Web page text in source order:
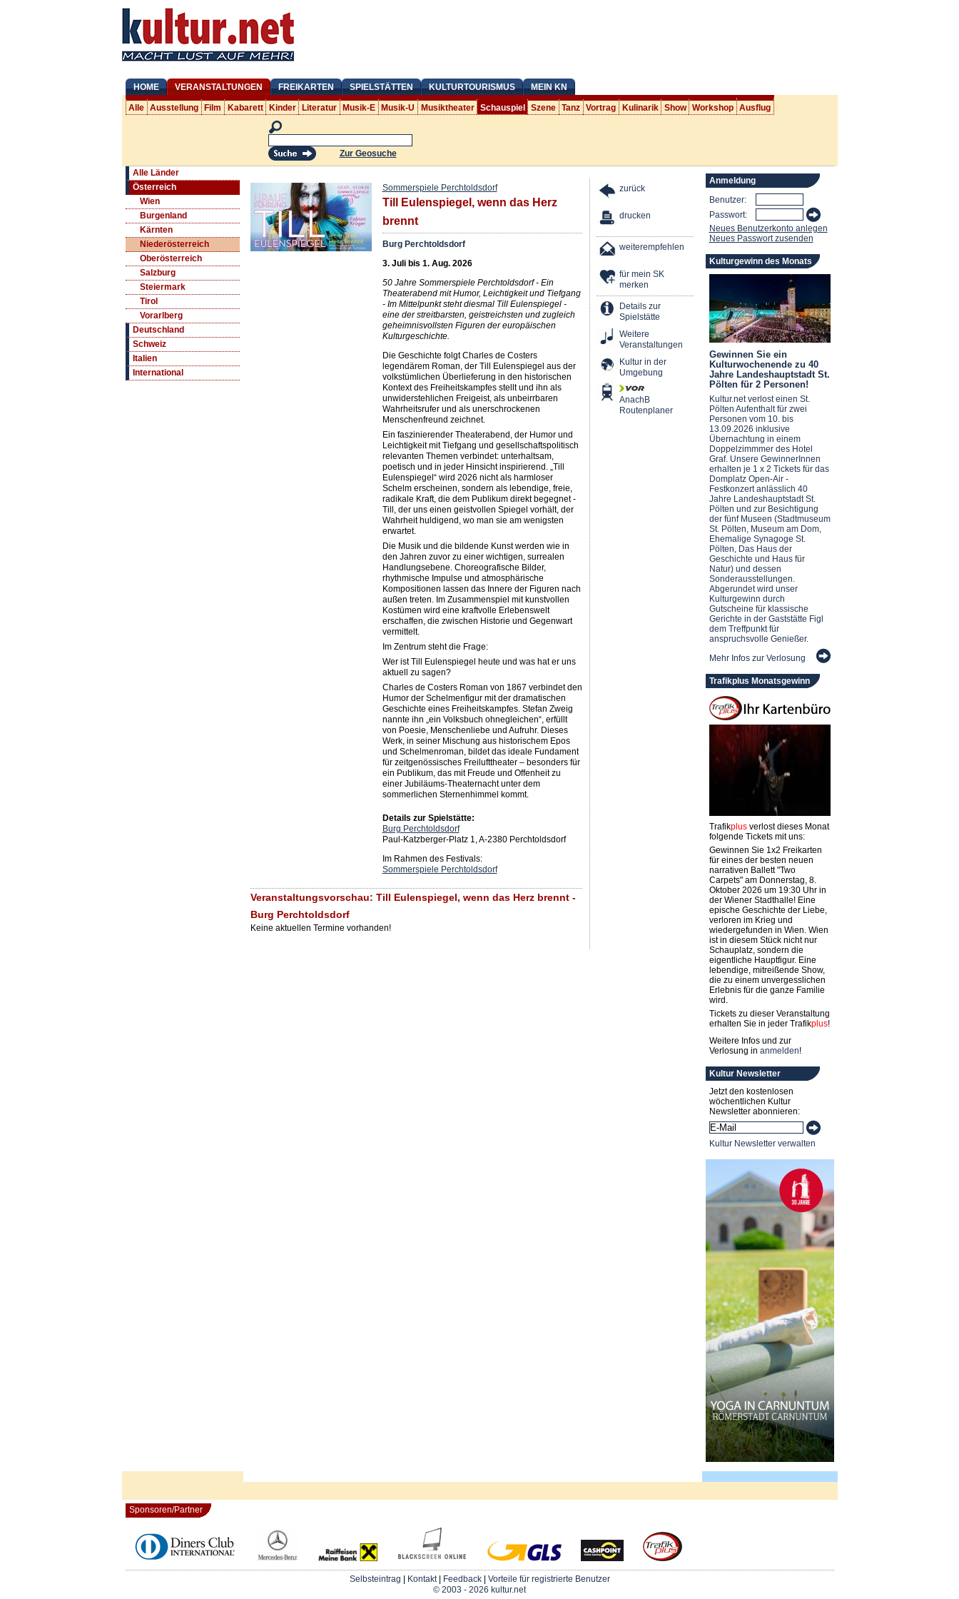
HOME VERANSTALTUNGEN FREIKARTEN SPIELSTÄTTEN KULTURTOURISMUS MEIN KN
Alle Ausstellung Film Kabarett Kinder Literatur Musik-E Musik-U Musiktheater Schauspiel Szene Tanz Vortrag Kulinarik Show Workshop Ausflug
Zur Geosuche
Alle Länder
Österreich
Wien
Burgenland
Kärnten
Niederösterreich
Oberösterreich
Salzburg
Steiermark
Tirol
Vorarlberg
Deutschland
Schweiz
Italien
International
Sommerspiele Perchtoldsdorf
Till Eulenspiegel, wenn das Herz
brennt
Burg Perchtoldsdorf
3. Juli bis 1. Aug. 2026
50 Jahre Sommerspiele Perchtoldsdorf - Ein
Theaterabend mit Humor, Leichtigkeit und Tiefgang
- Im Mittelpunkt steht diesmal Till Eulenspiegel -
eine der streitbarsten, geistreichsten und zugleich
geheimnisvollsten Figuren der europäischen
Kulturgeschichte.
Die Geschichte folgt Charles de Costers
legendärem Roman, der Till Eulenspiegel aus der
volkstümlichen Überlieferung in den historischen
Kontext des Freiheitskampfes stellt und ihn als
unwiderstehlichen Freigeist, als unbeirrbaren
Wahrheitsrufer und als unerschrockenen
Menschenfreund zeichnet.
Ein faszinierender Theaterabend, der Humor und
Leichtigkeit mit Tiefgang und gesellschaftspolitisch
relevanten Themen verbindet: unterhaltsam,
poetisch und in jeder Hinsicht inspirierend. „Till
Eulenspiegel“ wird 2026 nicht als harmloser
Schelm erscheinen, sondern als lebendige, freie,
radikale Kraft, die dem Publikum direkt begegnet -
Till, der uns einen geistvollen Spiegel vorhält, der
Wahrheit huldigend, wo man sie am wenigsten
erwartet.
Die Musik und die bildende Kunst werden wie in
den Jahren zuvor zu einer wichtigen, surrealen
Handlungsebene. Choreografische Bilder,
rhythmische Impulse und atmosphärische
Kompositionen lassen das Innere der Figuren nach
außen treten. Im Zusammenspiel mit kunstvollen
Kostümen wird eine kraftvolle Erlebenswelt
erschaffen, die zwischen Historie und Gegenwart
vermittelt.
Im Zentrum steht die Frage:
Wer ist Till Eulenspiegel heute und was hat er uns
aktuell zu sagen?
Charles de Costers Roman von 1867 verbindet den
Humor der Schelmenfigur mit der dramatischen
Geschichte eines Freiheitskampfes. Stefan Zweig
nannte ihn „ein Volksbuch ohnegleichen“, erfüllt
von Poesie, Menschenliebe und Aufruhr. Dieses
Werk, in seiner Mischung aus historischem Epos
und Schelmenroman, bildet das ideale Fundament
für zeitgenössisches Freilufttheater – besonders für
ein Publikum, das mit Freude und Offenheit zu
einer Jubiläums-Theaternacht unter dem
sommerlichen Sternenhimmel kommt.
Details zur Spielstätte:
Burg Perchtoldsdorf
Paul-Katzberger-Platz 1, A-2380 Perchtoldsdorf
Im Rahmen des Festivals:
Sommerspiele Perchtoldsdorf
Veranstaltungsvorschau: Till Eulenspiegel, wenn das Herz brennt -
Burg Perchtoldsdorf
Keine aktuellen Termine vorhanden!
zurück
drucken
weiterempfehlen
für mein SK
merken
Details zur
Spielstätte
Weitere
Veranstaltungen
Kultur in der
Umgebung
AnachB
Routenplaner
Anmeldung
Benutzer:
Passwort:
Neues Benutzerkonto anlegen
Neues Passwort zusenden
Kulturgewinn des Monats
Gewinnen Sie ein
Kulturwochenende zu 40
Jahre Landeshauptstadt St.
Pölten für 2 Personen!
Kultur.net verlost einen St.
Pölten Aufenthalt für zwei
Personen vom 10. bis
13.09.2026 inklusive
Übernachtung in einem
Doppelzimmmer des Hotel
Graf. Unsere GewinnerInnen
erhalten je 1 x 2 Tickets für das
Domplatz Open-Air -
Festkonzert anlässlich 40
Jahre Landeshauptstadt St.
Pölten und zur Besichtigung
der fünf Museen (Stadtmuseum
St. Pölten, Museum am Dom,
Ehemalige Synagoge St.
Pölten, Das Haus der
Geschichte und Haus für
Natur) und dessen
Sonderausstellungen.
Abgerundet wird unser
Kulturgewinn durch
Gutscheine für klassische
Gerichte in der Gaststätte Figl
dem Treffpunkt für
anspruchsvolle Genießer.
Mehr Infos zur Verlosung
Trafikplus Monatsgewinn
Trafikplusverlost dieses Monat
folgende Tickets mit uns:
Gewinnen Sie 1x2 Freikarten
für eines der besten neuen
narrativen Ballett "Two
Carpets" am Donnerstag, 8.
Oktober 2026 um 19:30 Uhr in
der Wiener Stadthalle! Eine
epische Geschichte der Liebe,
verloren im Krieg und
wiedergefunden in Wien. Wien
ist in diesem Stück nicht nur
Schauplatz, sondern die
eigentliche Hauptfigur. Eine
lebendige, mitreißende Show,
die zu einem unvergesslichen
Erlebnis für die ganze Familie
wird.
Tickets zu dieser Veranstaltung
erhalten Sie in jeder Trafikplus!
Weitere Infos und zur
Verlosung in anmelden!
Kultur Newsletter
Jetzt den kostenlosen
wöchentlichen Kultur
Newsletter abonnieren:
Kultur Newsletter verwalten
Sponsoren/Partner
Selbsteintrag Kontakt| Feedback| Vorteile für registrierte Benutzer
© 2003 - 2026 kultur.net